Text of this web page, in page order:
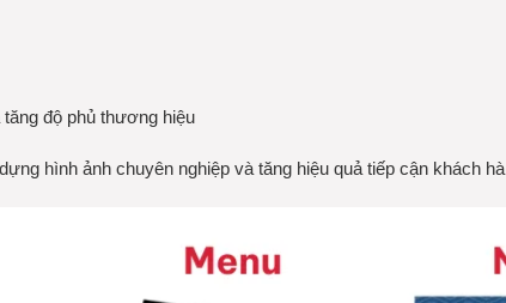
độ phủ thương hiệu
hình ảnh chuyên nghiệp và tăng hiệu quả tiếp cận khách